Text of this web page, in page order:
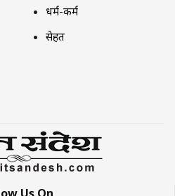
धर्म-कर्म
सेहत